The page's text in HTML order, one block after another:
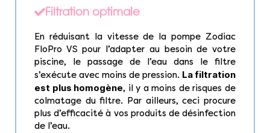
Filtration optimale
En réduisant la vitesse de la pompe Zodiac
FloPro VS pour l’adapter au besoin de votre
piscine, le passage de l’eau dans le filtre
s’exécute avec moins de pression. La filtration
est plus homogène, il y a moins de risques de
colmatage du filtre. Par ailleurs, ceci procure
plus d’efficacité à vos produits de désinfection
de l’eau.